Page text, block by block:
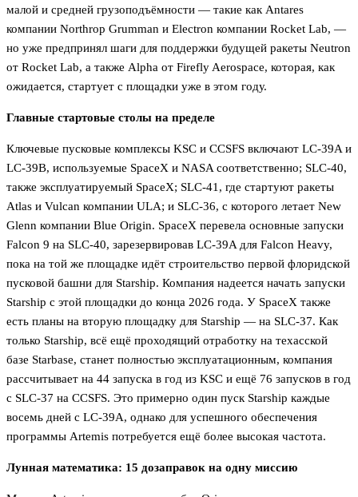
малой и средней грузоподъёмности — такие как Antares
компании Northrop Grumman и Electron компании Rocket Lab, —
но уже предпринял шаги для поддержки будущей ракеты Neutron
от Rocket Lab, а также Alpha от Firefly Aerospace, которая, как
ожидается, стартует с площадки уже в этом году.
Главные стартовые столы на пределе
Ключевые пусковые комплексы KSC и CCSFS включают LC-39A и
LC-39B, используемые SpaceX и NASA соответственно; SLC-40,
также эксплуатируемый SpaceX; SLC-41, где стартуют ракеты
Atlas и Vulcan компании ULA; и SLC-36, с которого летает New
Glenn компании Blue Origin. SpaceX перевела основные запуски
Falcon 9 на SLC-40, зарезервировав LC-39A для Falcon Heavy,
пока на той же площадке идёт строительство первой флоридской
пусковой башни для Starship. Компания надеется начать запуски
Starship с этой площадки до конца 2026 года. У SpaceX также
есть планы на вторую площадку для Starship — на SLC-37. Как
только Starship, всё ещё проходящий отработку на техасской
базе Starbase, станет полностью эксплуатационным, компания
рассчитывает на 44 запуска в год из KSC и ещё 76 запусков в год
с SLC-37 на CCSFS. Это примерно один пуск Starship каждые
восемь дней с LC-39A, однако для успешного обеспечения
программы Artemis потребуется ещё более высокая частота.
Лунная математика: 15 дозаправок на одну миссию